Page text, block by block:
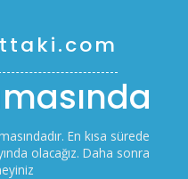
En kısa sürede
olacağız. Daha sonra